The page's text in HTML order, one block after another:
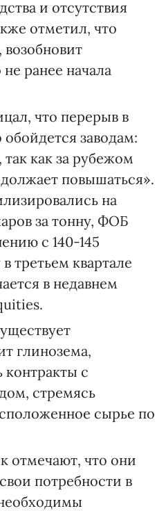
и отсутствия
отметил, что
ранее начала
что перерыв в
заводам:
как за рубежом
повышаться».
на
за тонну, ФОБ
с 140-145
третьем квартале
в недавнем
глинозема,
контракты с
стремясь
сырье по
отмечают, что они
потребности в